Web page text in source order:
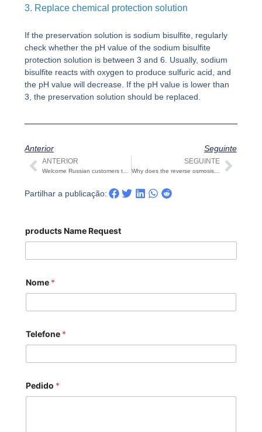
3. Replace chemical protection solution
If the preservation solution is sodium bisulfite, regularly
check whether the pH value of the sodium bisulfite
protection solution is between 3 and 6. Usually, sodium
bisulfite reacts with oxygen to produce sulfuric acid, and
the pH value will decrease. If the pH value is lower than
3, the preservation solution should be replaced.
Anterior Seguinte
Anterior
ANTERIOR
Welcome Russian customers to visit-reverse osmosis water purification system
SEGUINTE
Why does the reverse osmosis equipment scale when it just starts running?
Partilhar a publicação:
products Name Request
Nome *
Telefone *
Pedido *